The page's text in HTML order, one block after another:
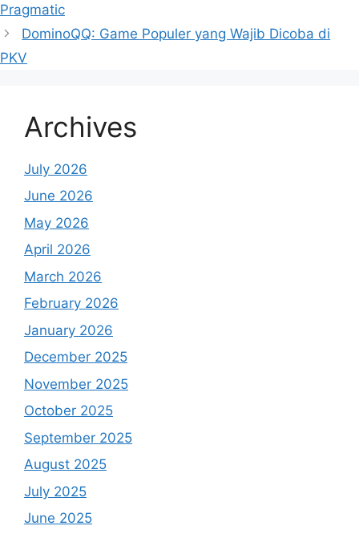
Pragmatic
DominoQQ: Game Populer yang Wajib Dicoba di
PKV
Archives
July 2026
June 2026
May 2026
April 2026
March 2026
February 2026
January 2026
December 2025
November 2025
October 2025
September 2025
August 2025
July 2025
June 2025